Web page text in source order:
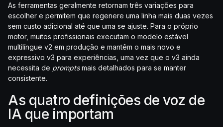
As ferramentas geralmente retornam três variações para
escolher e permitem que regenere uma linha mais duas vezes
sem custo adicional até que uma se ajuste. Para o próprio
motor, muitos profissionais executam o modelo estável
multilíngue v2 em produção e mantêm o mais novo e
expressivo v3 para experiências, uma vez que o v3 ainda
necessita de promptsmais detalhados para se manter
consistente.
As quatro definições de voz de
IA que importam